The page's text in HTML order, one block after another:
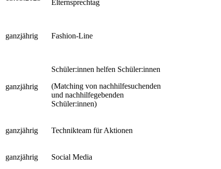
Elternsprechtag
ganzjährig Fashion-Line
ganzjährig
Schüler:innen helfen Schüler:innen
(Matching von nachhilfesuchenden
und nachhilfegebenden
Schüler:innen)
ganzjährig Technikteam für Aktionen
ganzjährig Social Media